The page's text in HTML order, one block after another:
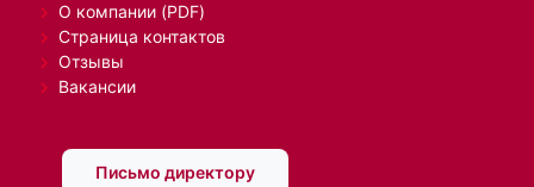
О компании (PDF)
Страница контактов
Отзывы
Вакансии
Письмо директору